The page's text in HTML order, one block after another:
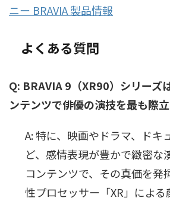
ニー BRAVIA 製品情報
よくある質問
Q: BRAVIA 9（XR90）シリーズ
ンテンツで俳優の演技を最も際
A: 特に、映画やドラマ、ドキ
ど、感情表現が豊かで緻密な
コンテンツで、その真価を発
性プロセッサー「XR」によ